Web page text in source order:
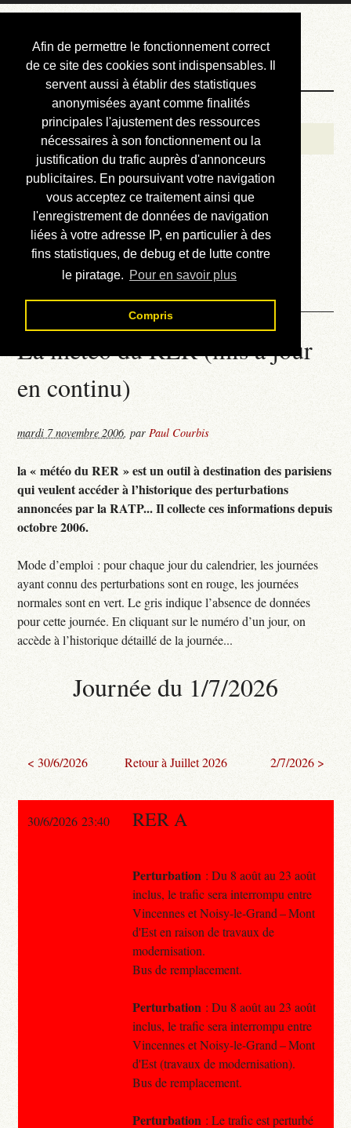
Afin de permettre le fonctionnement correct
de ce site des cookies sont indispensables. Il
servent aussi à établir des statistiques
anonymisées ayant comme finalités
principales l'ajustement des ressources
nécessaires à son fonctionnement ou la
justification du trafic auprès d'annonceurs
publicitaires. En poursuivant votre navigation
vous acceptez ce traitement ainsi que
l'enregistrement de données de navigation
liées à votre adresse IP, en particulier à des
fins statistiques, de debug et de lutte contre
le piratage. Pour en savoir plus
Compris
Courbis, « LE »
Blog Officiel
Bienvenue
Réalisations
Divers (et d’été)
Annonces
Liens externes
Téléchargement
Contact
La météo du RER (mis à jour
en continu)
mardi 7 novembre 2006,parPaul Courbis
la « météo du RER » est un outil à destination des parisiens
qui veulent accéder à l’historique des perturbations
annoncées par la RATP... Il collecte ces informations depuis
octobre 2006.
Mode d’emploi : pour chaque jour du calendrier, les journées
ayant connu des perturbations sont en rouge, les journées
normales sont en vert. Le gris indique l’absence de données
pour cette journée. En cliquant sur le numéro d’un jour, on
accède à l’historique détaillé de la journée...
Journée du 1/7/2026
< 30/6/2026 Retour à Juillet 2026 2/7/2026 >
30/6/2026 23:40 RER A
Perturbation : Du 8 août au 23 août
inclus, le trafic sera interrompu entre
Vincennes et Noisy-le-Grand – Mont
d'Est en raison de travaux de
modernisation.
Bus de remplacement.
Perturbation : Du 8 août au 23 août
inclus, le trafic sera interrompu entre
Vincennes et Noisy-le-Grand – Mont
d'Est (travaux de modernisation).
Bus de remplacement.
Perturbation : Le trafic est perturbé